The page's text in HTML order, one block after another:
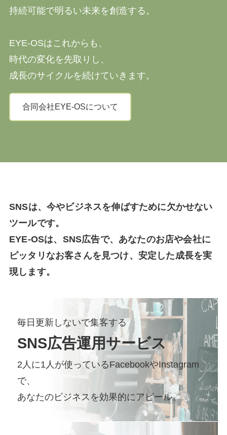
持続可能で明るい未来を創造する。
EYE-OSはこれからも、
時代の変化を先取りし、
成長のサイクルを続けていきます。
合同会社EYE-OSについて
SNSは、今やビジネスを伸ばすために欠かせない
ツールです。
EYE-OSは、SNS広告で、あなたのお店や会社に
ピッタリなお客さんを見つけ、安定した成長を実
現します。
毎日更新しないで集客する
SNS広告運用サービス
2人に1人が使っているFacebookやInstagram
で、
あなたのビジネスを効果的にアピール。